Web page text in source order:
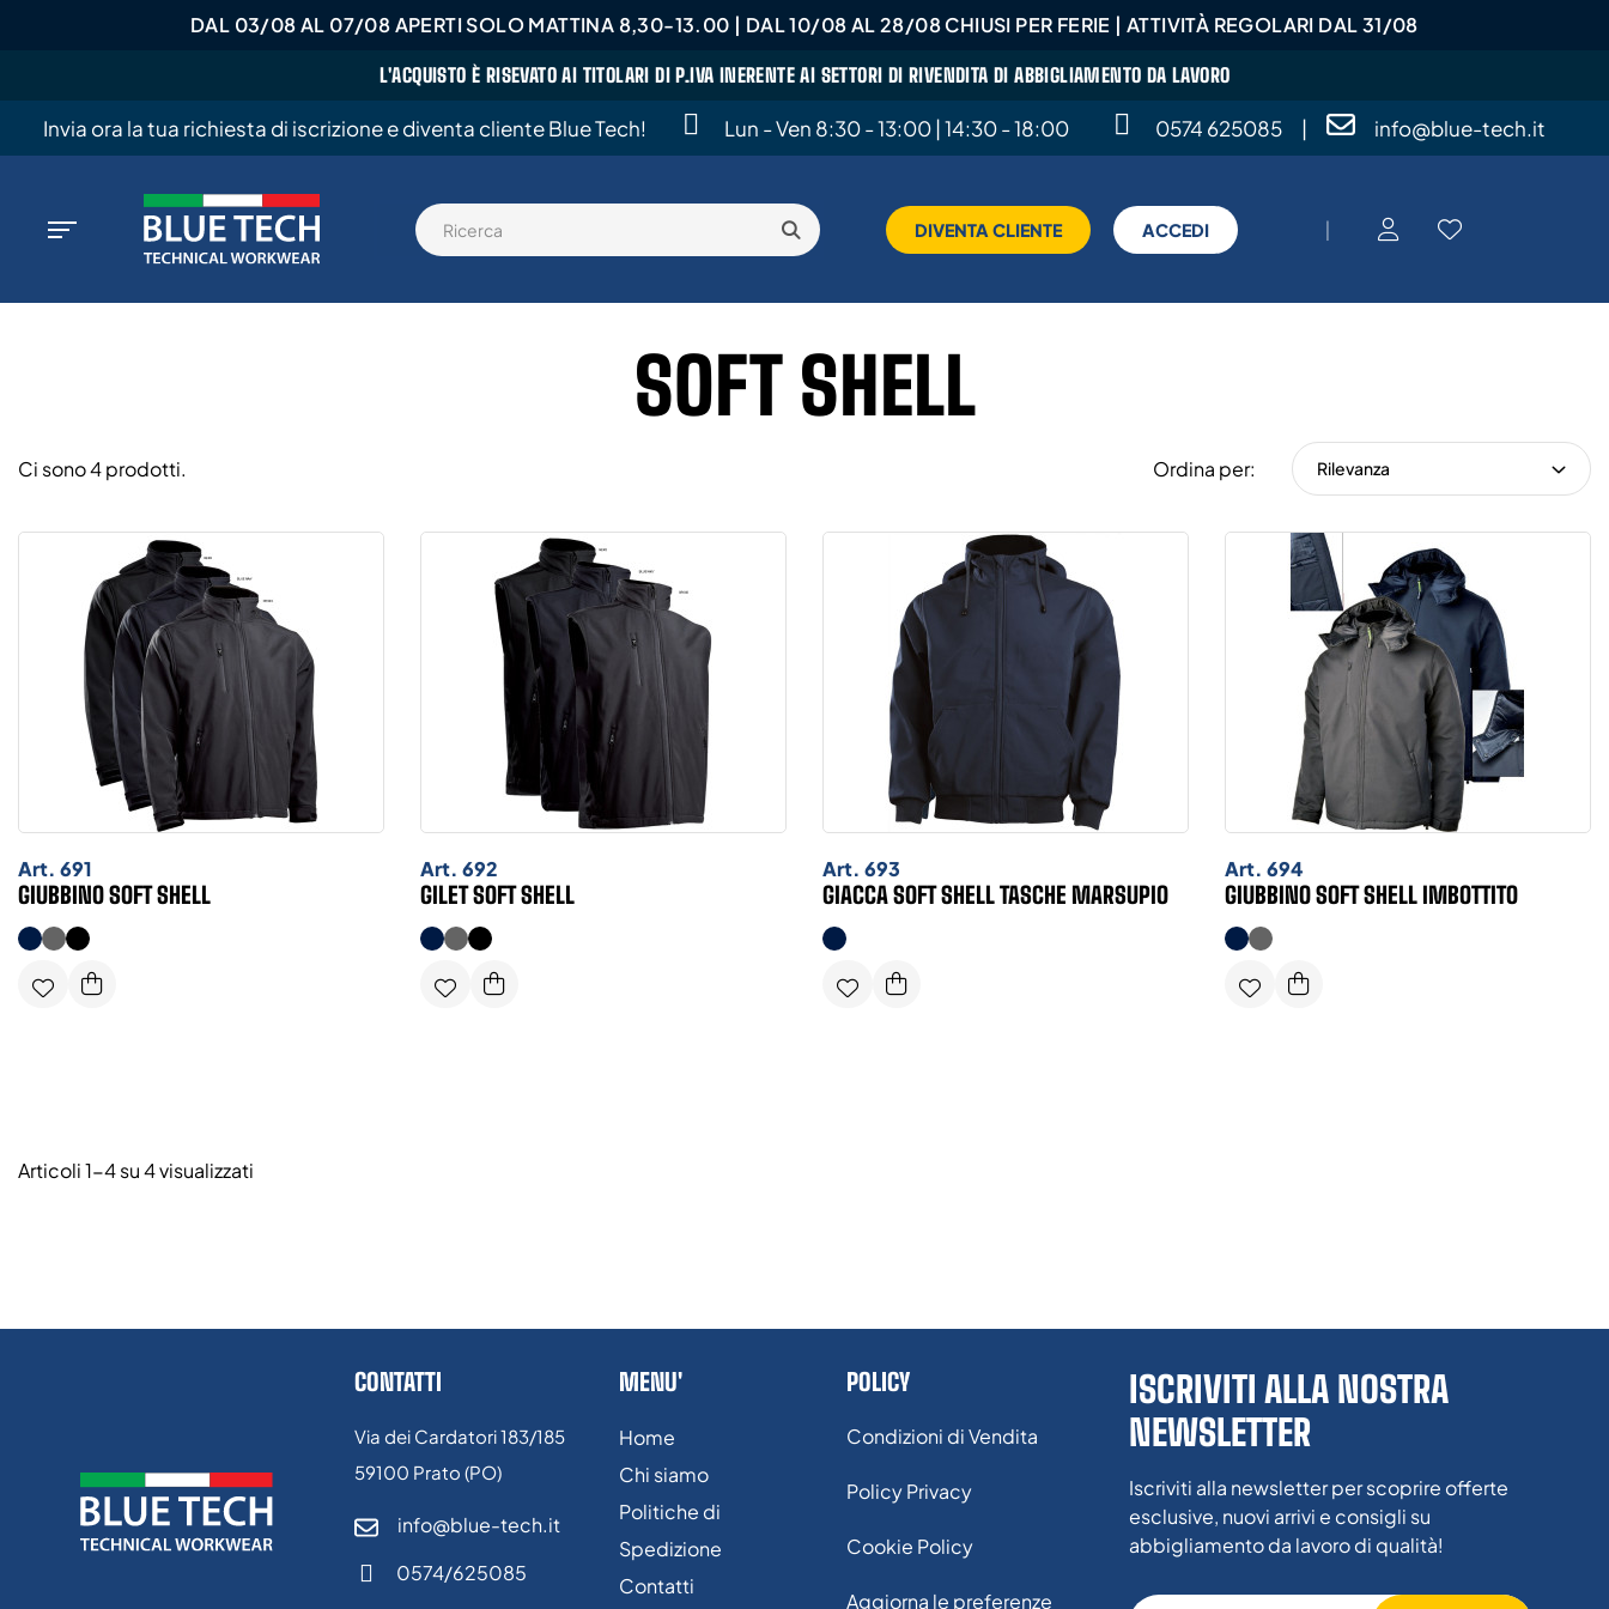
DAL 03/08 AL 07/08 APERTI SOLO MATTINA 8,30-13.00 | DAL 10/08 AL 28/08 CHIUSI PER FERIE | ATTIVITÀ REGOLARI DAL 31/08
L'ACQUISTO È RISEVATO AI TITOLARI DI P.IVA INERENTE AI SETTORI DI RIVENDITA DI ABBIGLIAMENTO DA LAVORO
Invia ora la tua richiesta di iscrizione e diventa cliente Blue Tech! Lun - Ven 8:30 - 13:00 | 14:30 - 18:00 0574 625085 | info@blue-tech.it
DIVENTA CLIENTE ACCEDI |
SOFT SHELL
Ci sono 4 prodotti. Ordina per: Rilevanza
Art. 691
GIUBBINO SOFT SHELL
Art. 692
GILET SOFT SHELL
Art. 693
GIACCA SOFT SHELL TASCHE MARSUPIO
Art. 694
GIUBBINO SOFT SHELL IMBOTTITO
Articoli 1-4 su 4 visualizzati
CONTATTI
Via dei Cardatori 183/185
59100 Prato (PO)
info@blue-tech.it
0574/625085
MENU'
Home
Chi siamo
Politiche di
Spedizione
Contatti
POLICY
Condizioni di Vendita
Policy Privacy
Cookie Policy
Aggiorna le preferenze
ISCRIVITI ALLA NOSTRA
NEWSLETTER
Iscriviti alla newsletter per scoprire offerte
esclusive, nuovi arrivi e consigli su
abbigliamento da lavoro di qualità!